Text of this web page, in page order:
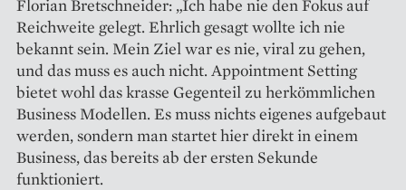
Florian Bretschneider: „Ich habe nie den Fokus auf
Reichweite gelegt. Ehrlich gesagt wollte ich nie
bekannt sein. Mein Ziel war es nie, viral zu gehen,
und das muss es auch nicht. Appointment Setting
bietet wohl das krasse Gegenteil zu herkömmlichen
Business Modellen. Es muss nichts eigenes aufgebaut
werden, sondern man startet hier direkt in einem
Business, das bereits ab der ersten Sekunde
funktioniert.